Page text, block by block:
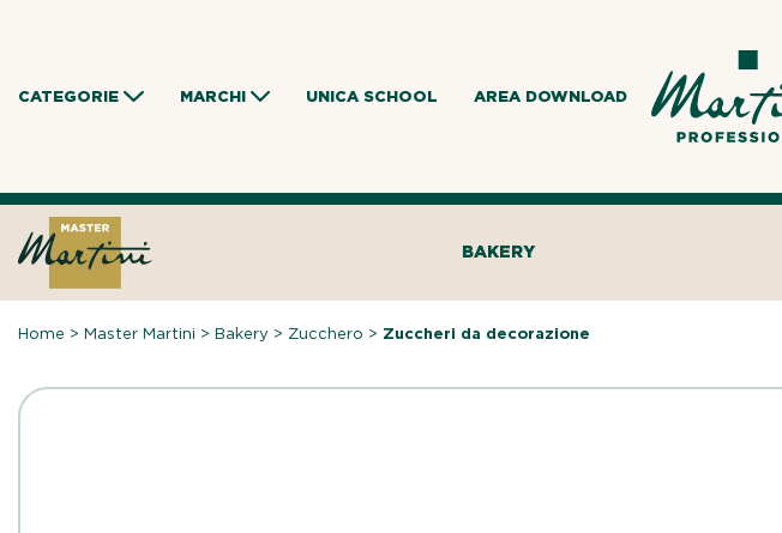
CATEGORIE MARCHI UNICA SCHOOL AREA DOWNLOAD
BAKERY
Home >Master Martini >Bakery > Zucchero > Zuccheri da decorazione